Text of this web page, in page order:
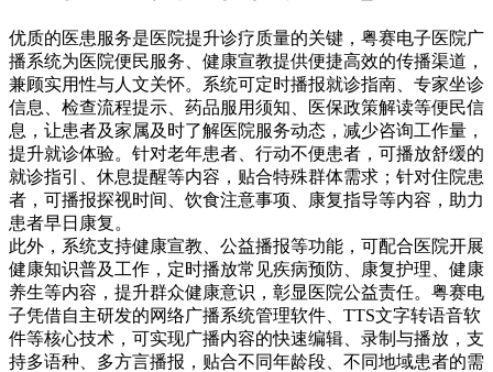
优质的医患服务是医院提升诊疗质量的关键，粤赛电子医院广
播系统为医院便民服务、健康宣教提供便捷高效的传播渠道，
兼顾实用性与人文关怀。系统可定时播报就诊指南、专家坐诊
信息、检查流程提示、药品服用须知、医保政策解读等便民信
息，让患者及家属及时了解医院服务动态，减少咨询工作量，
提升就诊体验。针对老年患者、行动不便患者，可播放舒缓的
就诊指引、休息提醒等内容，贴合特殊群体需求；针对住院患
者，可播报探视时间、饮食注意事项、康复指导等内容，助力
患者早日康复。
此外，系统支持健康宣教、公益播报等功能，可配合医院开展
健康知识普及工作，定时播放常见疾病预防、康复护理、健康
养生等内容，提升群众健康意识，彰显医院公益责任。粤赛电
子凭借自主研发的网络广播系统管理软件、TTS文字转语音软
件等核心技术，可实现广播内容的快速编辑、录制与播放，支
持多语种、多方言播报，贴合不同年龄段、不同地域患者的需